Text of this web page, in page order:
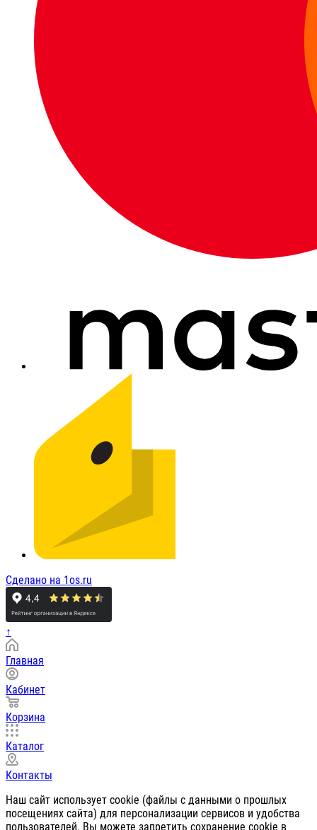
Сделано на 1os.ru
↑
Главная
Кабинет
Корзина
Каталог
Контакты
Наш сайт использует cookie (файлы с данными о прошлых
посещениях сайта) для персонализации сервисов и удобства
пользователей. Вы можете запретить сохранение cookie в